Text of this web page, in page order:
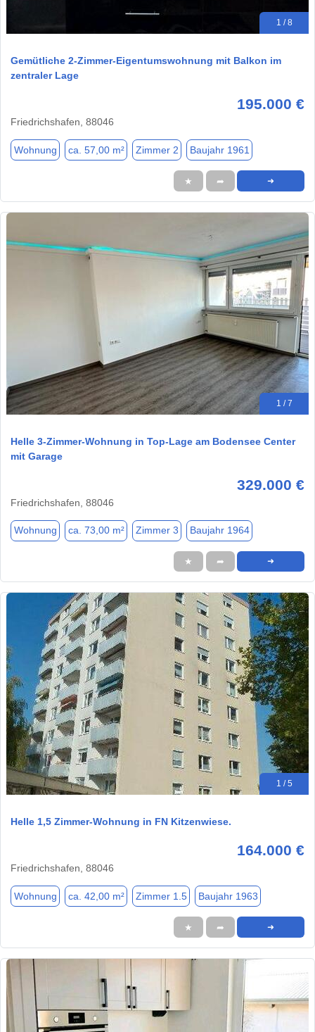
1 / 8
Gemütliche 2-Zimmer-Eigentumswohnung mit Balkon im
zentraler Lage
195.000 €
Friedrichshafen, 88046
Wohnung ca. 57,00 m² Zimmer 2 Baujahr 1961
★ ➦ ➜
1 / 7
Helle 3-Zimmer-Wohnung in Top-Lage am Bodensee Center
mit Garage
329.000 €
Friedrichshafen, 88046
Wohnung ca. 73,00 m² Zimmer 3 Baujahr 1964
★ ➦ ➜
1 / 5
Helle 1,5 Zimmer-Wohnung in FN Kitzenwiese.
164.000 €
Friedrichshafen, 88046
Wohnung ca. 42,00 m² Zimmer 1.5 Baujahr 1963
★ ➦ ➜